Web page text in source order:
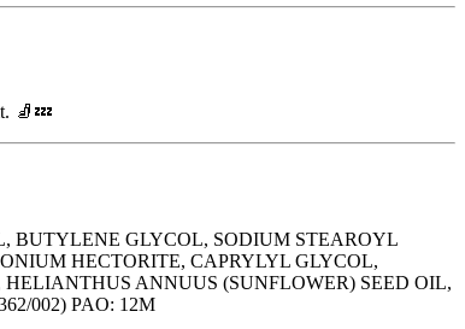
🧦💤
BUTYLENE GLYCOL, SODIUM STEAROYL
HECTORITE, CAPRYLYL GLYCOL,
ANNUUS (SUNFLOWER) SEED OIL,
002) PAO: 12M